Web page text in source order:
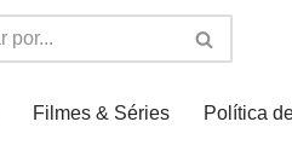
Filmes & Séries Política